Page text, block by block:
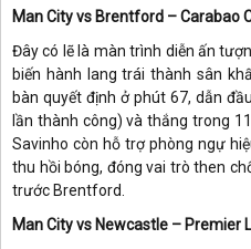
Man City vs Brentford – Carabao
Đây có lẽ là màn trình diễn ấn
biến hành lang trái thành sân
bàn quyết định ở phút 67, dẫn
lần thành công) và thắng trong
Savinho còn hỗ trợ phòng ngự
thu hồi bóng, đóng vai trò then
trước Brentford.
Man City vs Newcastle – Premier